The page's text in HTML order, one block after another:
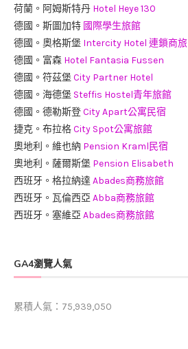
荷蘭。阿姆斯特丹 Hotel Heye 130
德國。斯圖加特 國際學生旅館
德國。奧格斯堡 Intercity Hotel 連鎖商旅
德國。富森 Hotel Fantasia Fussen
德國。符茲堡 City Partner Hotel
德國。海德堡 Steffis Hostel青年旅館
德國。德勒斯登City Apart公寓民宿
捷克。布拉格City Spot公寓旅館
奧地利。維也納 Pension Kraml民宿
奧地利。薩爾斯堡 Pension Elisabeth
西班牙。格拉納達 Abades商務旅館
西班牙。瓦倫西亞 Abba商務旅館
西班牙。塞維亞 Abades商務旅館
GA4瀏覽人氣
累積人氣：75,939,050